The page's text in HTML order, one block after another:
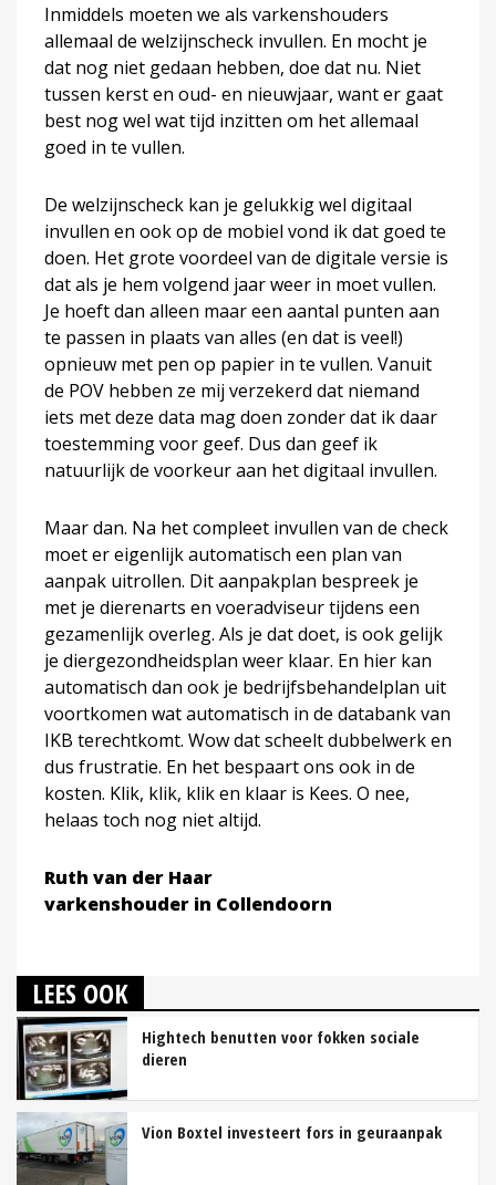
Inmiddels moeten we als varkenshouders
allemaal de welzijnscheck invullen. En mocht je
dat nog niet gedaan hebben, doe dat nu. Niet
tussen kerst en oud- en nieuwjaar, want er gaat
best nog wel wat tijd inzitten om het allemaal
goed in te vullen.
De welzijnscheck kan je gelukkig wel digitaal
invullen en ook op de mobiel vond ik dat goed te
doen. Het grote voordeel van de digitale versie is
dat als je hem volgend jaar weer in moet vullen.
Je hoeft dan alleen maar een aantal punten aan
te passen in plaats van alles (en dat is veel!)
opnieuw met pen op papier in te vullen. Vanuit
de POV hebben ze mij verzekerd dat niemand
iets met deze data mag doen zonder dat ik daar
toestemming voor geef. Dus dan geef ik
natuurlijk de voorkeur aan het digitaal invullen.
Maar dan. Na het compleet invullen van de check
moet er eigenlijk automatisch een plan van
aanpak uitrollen. Dit aanpakplan bespreek je
met je dierenarts en voeradviseur tijdens een
gezamenlijk overleg. Als je dat doet, is ook gelijk
je diergezondheidsplan weer klaar. En hier kan
automatisch dan ook je bedrijfsbehandelplan uit
voortkomen wat automatisch in de databank van
IKB terechtkomt. Wow dat scheelt dubbelwerk en
dus frustratie. En het bespaart ons ook in de
kosten. Klik, klik, klik en klaar is Kees. O nee,
helaas toch nog niet altijd.
Ruth van der Haar
varkenshouder in Collendoorn
LEES OOK
Hightech benutten voor fokken sociale
dieren
Vion Boxtel investeert fors in geuraanpak